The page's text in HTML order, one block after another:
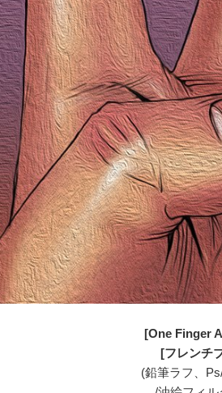
[One Finger
[フレンチ
(鉛筆ラフ、